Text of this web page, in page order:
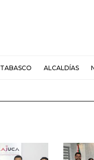
TABASCO ALCALDÍAS